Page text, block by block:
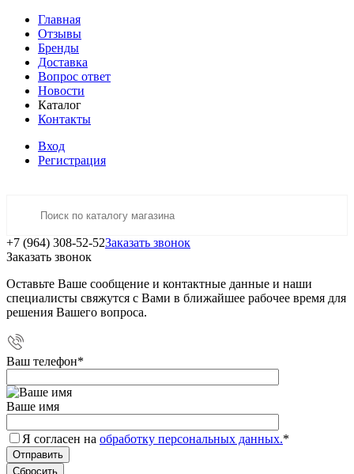
Главная
Отзывы
Бренды
Доставка
Вопрос ответ
Новости
Каталог
Контакты
Вход
Регистрация
+7 (964) 308-52-52Заказать звонок
Заказать звонок
Оставьте Ваше сообщение и контактные данные и наши
специалисты свяжутся с Вами в ближайшее рабочее время для
решения Вашего вопроса.
Ваш телефон*
Ваше имя
Я согласен на обработку персональных данных.*